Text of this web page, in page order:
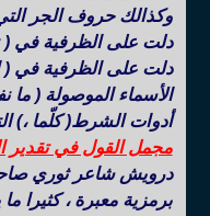
وكذالك حروف الجر
دلت على الظرفية في
دلت على الظرفية في (
الأسماء الموصولة (
أدوات الشرط( كلّما ،)
مجمل القول في تقدير
درويش شاعر ثوري
برمزية معبرة ، كثيرا